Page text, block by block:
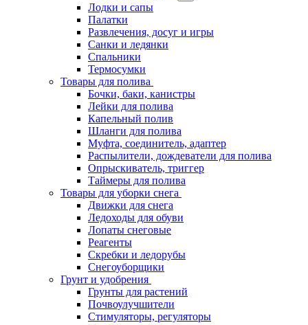
Лодки и сапы
Палатки
Развлечения, досуг и игры
Санки и ледянки
Спальники
Термосумки
Товары для полива
Бочки, баки, канистры
Лейки для полива
Капельный полив
Шланги для полива
Муфта, соединитель, адаптер
Распылители, дождеватели для полива
Опрыскиватель, триггер
Таймеры для полива
Товары для уборки снега
Движки для снега
Ледоходы для обуви
Лопаты снеговые
Реагенты
Скребки и ледорубы
Снегоуборщики
Грунт и удобрения
Грунты для растений
Почвоулучшители
Стимуляторы, регуляторы